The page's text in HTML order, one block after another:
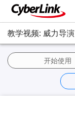
教学视频: 威力导演
开始使用